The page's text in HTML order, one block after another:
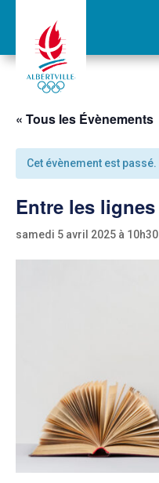
« Tous les Évènements
Cet évènement est passé.
Entre les lignes
samedi 5 avril 2025 à 10h30